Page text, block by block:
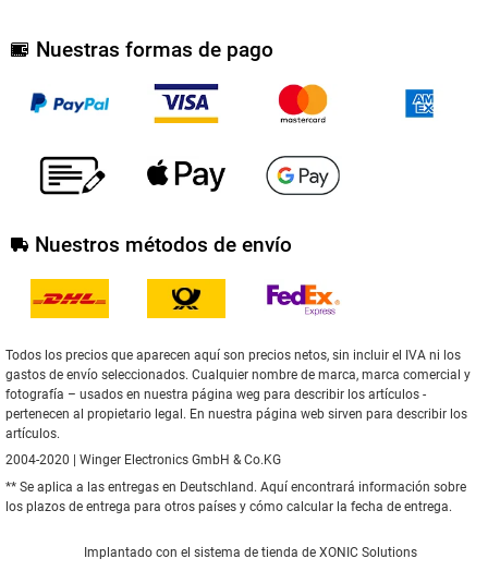
Nuestras formas de pago
Nuestros métodos de envío
Todos los precios que aparecen aquí son precios netos, sin incluir el IVA ni los
gastos de envío seleccionados. Cualquier nombre de marca, marca comercial y
fotografía – usados en nuestra página weg para describir los artículos -
pertenecen al propietario legal. En nuestra página web sirven para describir los
artículos.
2004-2020 | Winger Electronics GmbH & Co.KG
** Se aplica a las entregas en Deutschland. Aquí encontrará información sobre
los plazos de entrega para otros países y cómo calcular la fecha de entrega.
Implantado con el sistema de tienda de XONIC Solutions